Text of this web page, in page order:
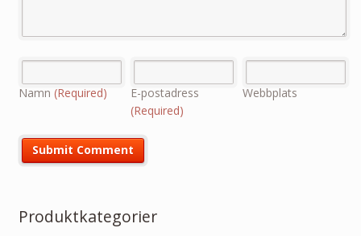
Namn (Required)
E-postadress
(Required)
Webbplats
Produktkategorier